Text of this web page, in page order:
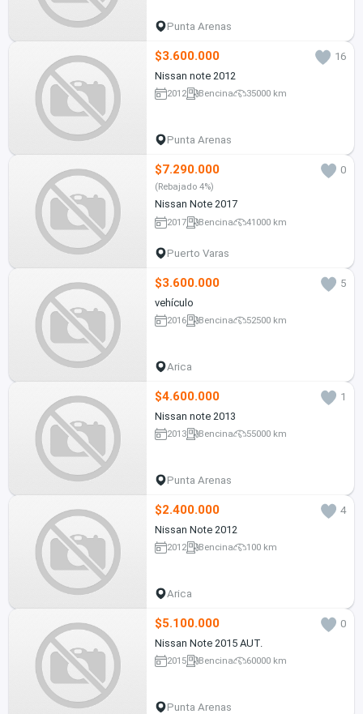
Punta Arenas
$3.600.000
16
Nissan note 2012
2012 Bencina 35000 km
Punta Arenas
$7.290.000 0
(Rebajado 4%)
Nissan Note 2017
2017 Bencina 41000 km
Puerto Varas
$3.600.000
5
vehículo
2016 Bencina 52500 km
Arica
$4.600.000
1
Nissan note 2013
2013 Bencina 55000 km
Punta Arenas
$2.400.000
4
Nissan Note 2012
2012 Bencina 100 km
Arica
$5.100.000
0
Nissan Note 2015 AUT.
2015 Bencina 60000 km
Punta Arenas